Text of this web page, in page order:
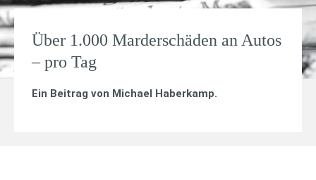
Über 1.000 Marderschäden an Autos
– pro Tag
Ein Beitrag von Michael Haberkamp.